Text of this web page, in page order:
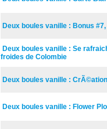
Deux boules vanille : Bonus
Deux boules vanille : Se
froides de Colombie
Deux boules vanille :
Deux boules vanille : Flower